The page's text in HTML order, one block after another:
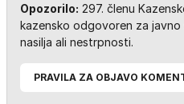
Opozorilo: 297. členu
kazensko odgovoren za
nasilja ali nestrpnosti.
PRAVILA ZA OBJAVO